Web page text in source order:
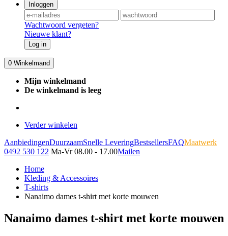
Inloggen
Wachtwoord vergeten?
Nieuwe klant?
Log in
0 Winkelmand
Mijn winkelmand
De winkelmand is leeg
Verder winkelen
AanbiedingenDuurzaamSnelle LeveringBestsellersFAQMaatwerk
0492 530 122 Ma-Vr 08.00 - 17.00Mailen
Home
Kleding & Accessoires
T-shirts
Nanaimo dames t-shirt met korte mouwen
Nanaimo dames t-shirt met korte mouwen